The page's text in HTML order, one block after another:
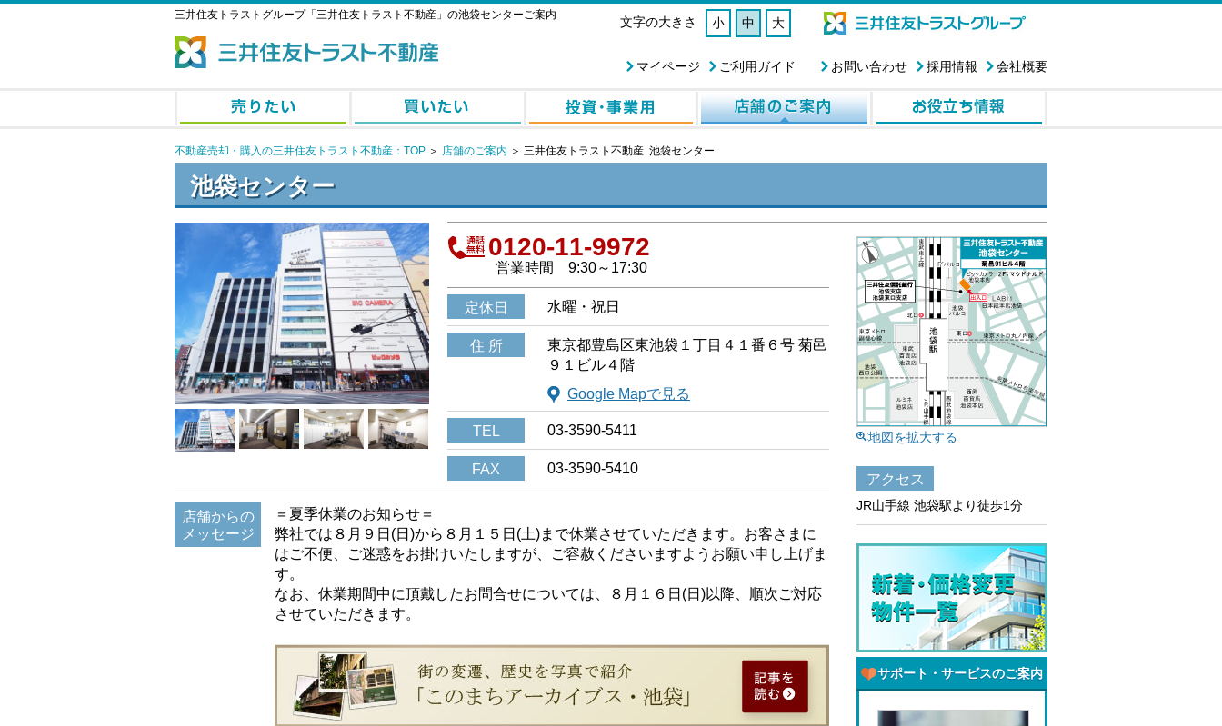
三井住友トラストグループ「三井住友トラスト不動産」の池袋センターご案内 文字の大きさ 小 中 大
会社概要
採用情報
お問い合わせ
ご利用ガイド
マイページ
不動産売却・購入の三井住友トラスト不動産：TOP ＞ 店舗のご案内 ＞ 三井住友トラスト不動産 池袋センター
池袋センター
0120-11-9972
営業時間 9:30～17:30
定休日 水曜・祝日
住 所
東京都豊島区東池袋１丁目４１番６号 菊邑
９１ビル４階
Google Mapで見る
TEL 03-3590-5411
FAX 03-3590-5410
店舗からの
メッセージ
＝夏季休業のお知らせ＝
弊社では８月９日(日)から８月１５日(土)まで休業させていただきます。お客さまに
はご不便、ご迷惑をお掛けいたしますが、ご容赦くださいますようお願い申し上げま
す。
なお、休業期間中に頂戴したお問合せについては、８月１６日(日)以降、順次ご対応
させていただきます。
地図を拡大する
アクセス
JR山手線 池袋駅より徒歩1分
サポート・サービスのご案内